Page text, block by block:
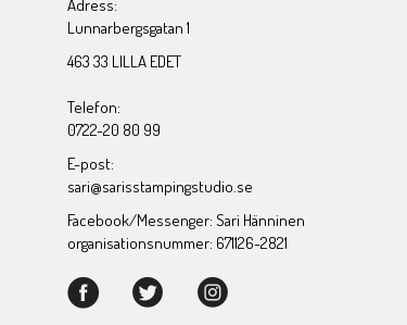
Adress:
Lunnarbergsgatan 1
463 33 LILLA EDET
Telefon:
0722-20 80 99
E-post:
sari@sarisstampingstudio.se
Facebook/Messenger: Sari Hänninen
organisationsnummer: 671126-2821